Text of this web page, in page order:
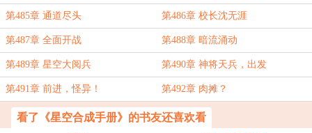
第485章 通道尽头 第486章 校长沈无涯
第487章 全面开战 第488章 暗流涌动
第489章 星空大阅兵 第490章 神将天兵，出发
第491章 前进，怪异！ 第492章 肉摊？
看了《星空合成手册》的书友还喜欢看